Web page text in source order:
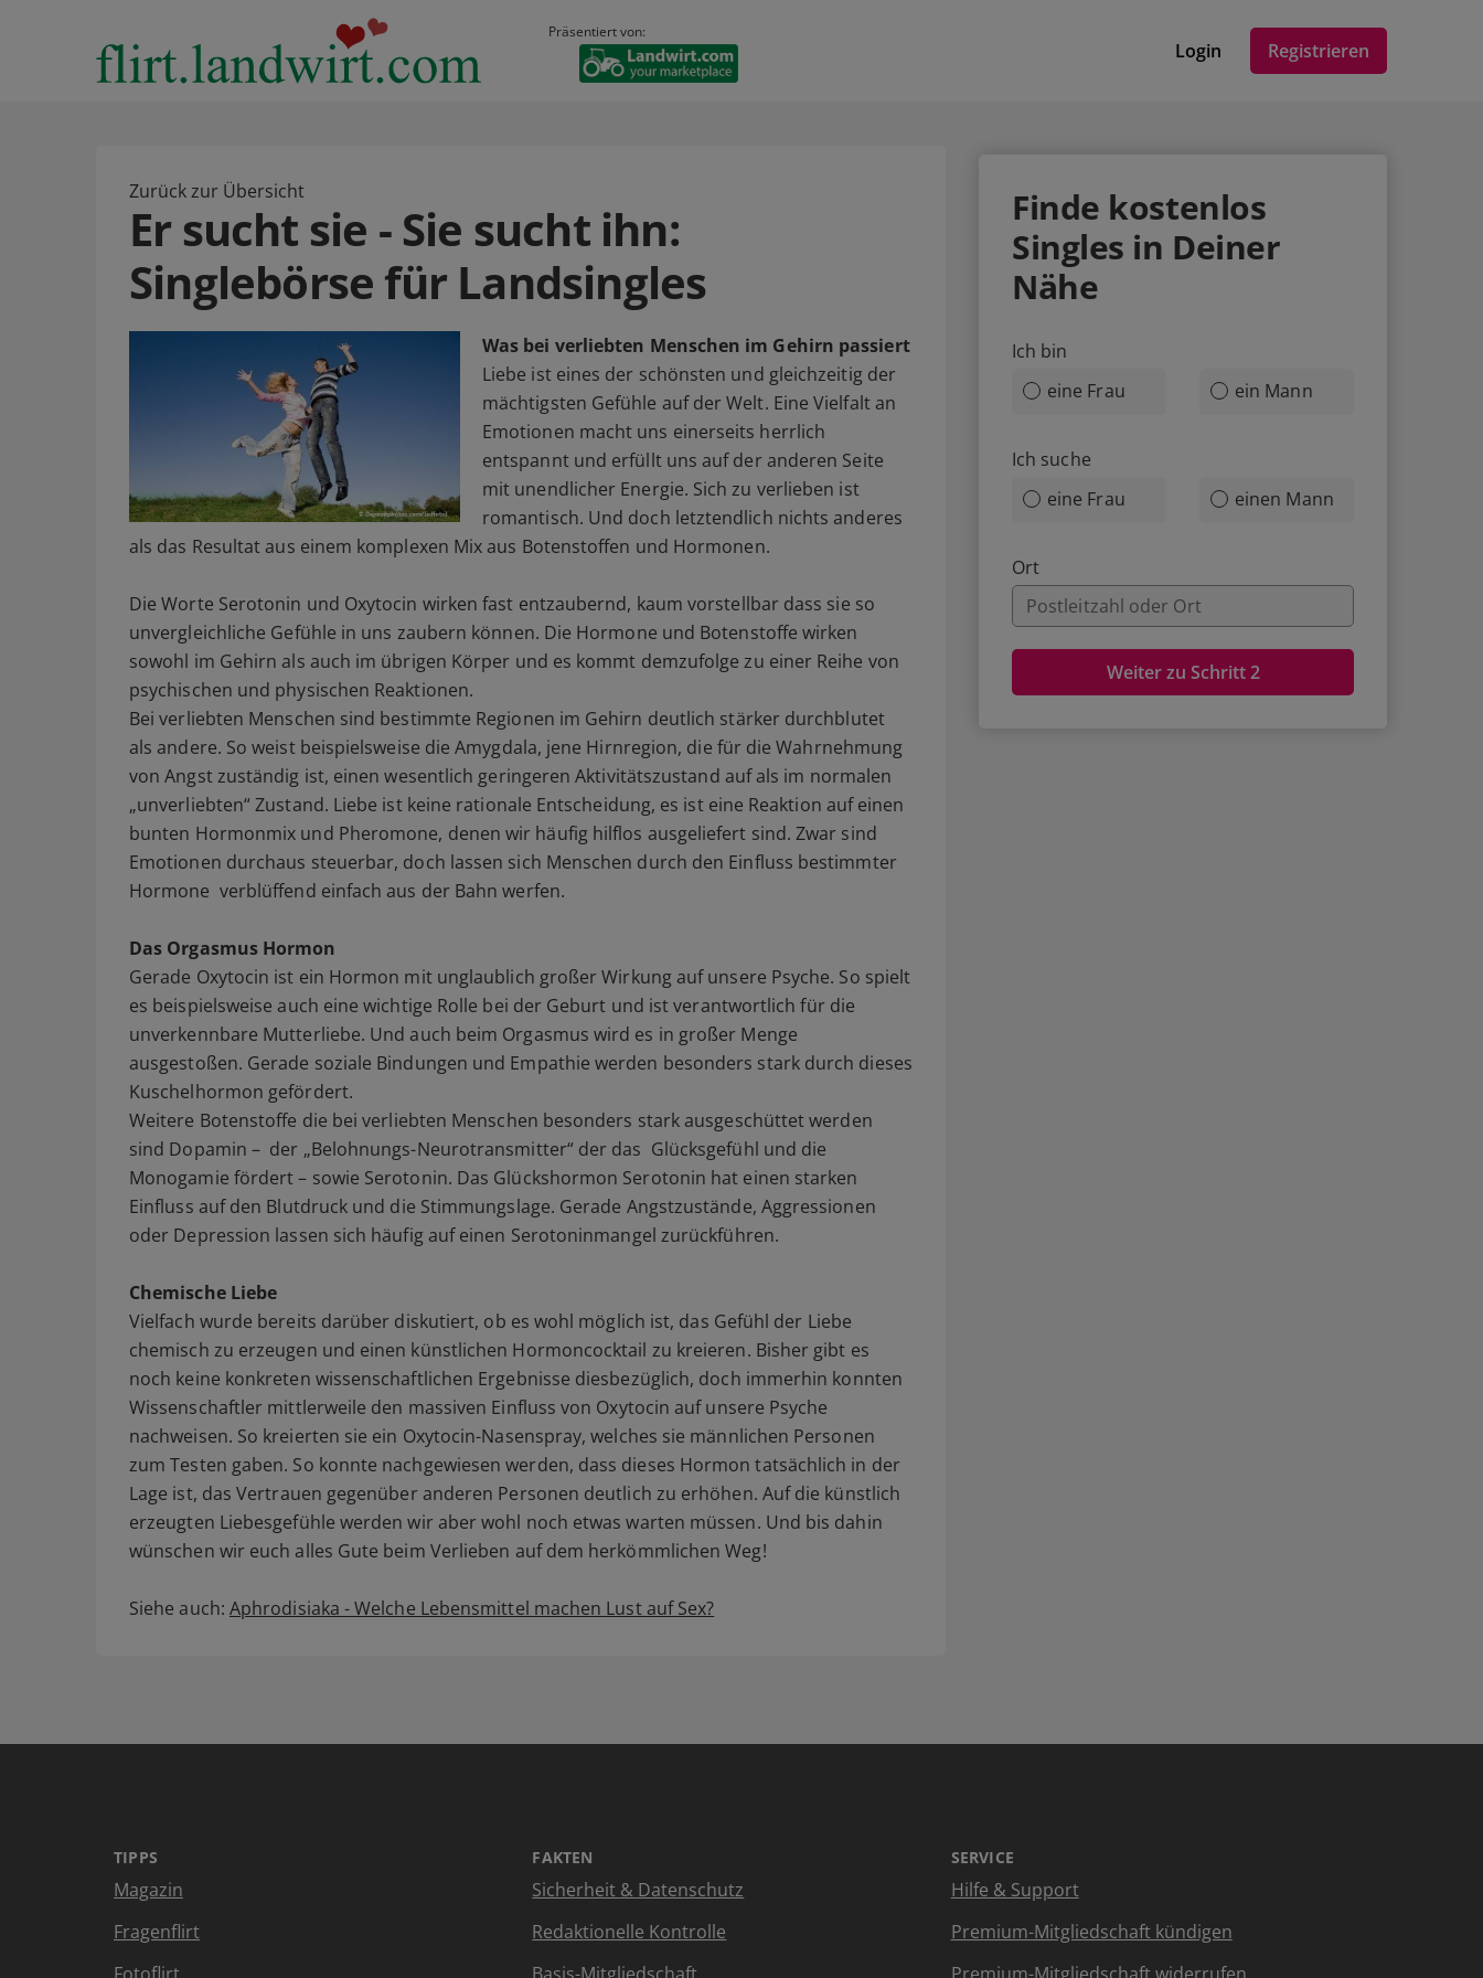
Präsentiert von:
Login Registrieren
Zurück zur Übersicht
Er sucht sie - Sie sucht ihn:
Singlebörse für Landsingles
Was bei verliebten Menschen im Gehirn passiert
Liebe ist eines der schönsten und gleichzeitig der
mächtigsten Gefühle auf der Welt. Eine Vielfalt an
Emotionen macht uns einerseits herrlich
entspannt und erfüllt uns auf der anderen Seite
mit unendlicher Energie. Sich zu verlieben ist
romantisch. Und doch letztendlich nichts anderes
als das Resultat aus einem komplexen Mix aus Botenstoffen und Hormonen.
Die Worte Serotonin und Oxytocin wirken fast entzaubernd, kaum vorstellbar dass sie so
unvergleichliche Gefühle in uns zaubern können. Die Hormone und Botenstoffe wirken
sowohl im Gehirn als auch im übrigen Körper und es kommt demzufolge zu einer Reihe von
psychischen und physischen Reaktionen.
Bei verliebten Menschen sind bestimmte Regionen im Gehirn deutlich stärker durchblutet
als andere. So weist beispielsweise die Amygdala, jene Hirnregion, die für die Wahrnehmung
von Angst zuständig ist, einen wesentlich geringeren Aktivitätszustand auf als im normalen
„unverliebten“ Zustand. Liebe ist keine rationale Entscheidung, es ist eine Reaktion auf einen
bunten Hormonmix und Pheromone, denen wir häufig hilflos ausgeliefert sind. Zwar sind
Emotionen durchaus steuerbar, doch lassen sich Menschen durch den Einfluss bestimmter
Hormone verblüffend einfach aus der Bahn werfen.
Das Orgasmus Hormon
Gerade Oxytocin ist ein Hormon mit unglaublich großer Wirkung auf unsere Psyche. So spielt
es beispielsweise auch eine wichtige Rolle bei der Geburt und ist verantwortlich für die
unverkennbare Mutterliebe. Und auch beim Orgasmus wird es in großer Menge
ausgestoßen. Gerade soziale Bindungen und Empathie werden besonders stark durch dieses
Kuschelhormon gefördert.
Weitere Botenstoffe die bei verliebten Menschen besonders stark ausgeschüttet werden
sind Dopamin – der „Belohnungs-Neurotransmitter“ der das Glücksgefühl und die
Monogamie fördert – sowie Serotonin. Das Glückshormon Serotonin hat einen starken
Einfluss auf den Blutdruck und die Stimmungslage. Gerade Angstzustände, Aggressionen
oder Depression lassen sich häufig auf einen Serotoninmangel zurückführen.
Chemische Liebe
Vielfach wurde bereits darüber diskutiert, ob es wohl möglich ist, das Gefühl der Liebe
chemisch zu erzeugen und einen künstlichen Hormoncocktail zu kreieren. Bisher gibt es
noch keine konkreten wissenschaftlichen Ergebnisse diesbezüglich, doch immerhin konnten
Wissenschaftler mittlerweile den massiven Einfluss von Oxytocin auf unsere Psyche
nachweisen. So kreierten sie ein Oxytocin-Nasenspray, welches sie männlichen Personen
zum Testen gaben. So konnte nachgewiesen werden, dass dieses Hormon tatsächlich in der
Lage ist, das Vertrauen gegenüber anderen Personen deutlich zu erhöhen. Auf die künstlich
erzeugten Liebesgefühle werden wir aber wohl noch etwas warten müssen. Und bis dahin
wünschen wir euch alles Gute beim Verlieben auf dem herkömmlichen Weg!
Siehe auch: Aphrodisiaka - Welche Lebensmittel machen Lust auf Sex?
Finde kostenlos
Singles in Deiner
Nähe
Ich bin
eine Frau
ein Mann
Ich suche
eine Frau
einen Mann
Ort
Weiter zu Schritt 2
TIPPS
Magazin
Fragenflirt
FAKTEN
Sicherheit & Datenschutz
Redaktionelle Kontrolle
SERVICE
Hilfe & Support
Premium-Mitgliedschaft kündigen